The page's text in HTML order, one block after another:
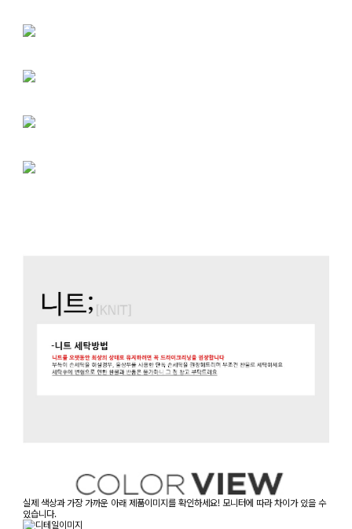
실제 색상과 가장 가까운 아래 제품이미지를 확인하세요! 모니터에 따라 차이가 있을 수
있습니다.